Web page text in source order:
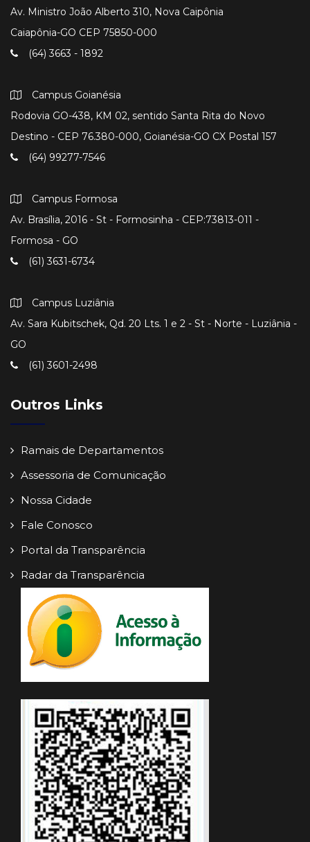
Av. Ministro João Alberto 310, Nova Caipônia
Caiapônia-GO CEP 75850-000
(64) 3663 - 1892
Campus Goianésia
Rodovia GO-438, KM 02, sentido Santa Rita do Novo
Destino - CEP 76.380-000, Goianésia-GO CX Postal 157
(64) 99277-7546
Campus Formosa
Av. Brasília, 2016 - St - Formosinha - CEP:73813-011 -
Formosa - GO
(61) 3631-6734
Campus Luziânia
Av. Sara Kubitschek, Qd. 20 Lts. 1 e 2 - St - Norte - Luziânia -
GO
(61) 3601-2498
Outros Links
Ramais de Departamentos
Assessoria de Comunicação
Nossa Cidade
Fale Conosco
Portal da Transparência
Radar da Transparência